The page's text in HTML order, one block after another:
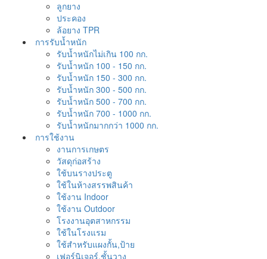
ลูกยาง
ประคอง
ล้อยาง TPR
การรับน้ำหนัก
รับน้ำหนักไม่เกิน 100 กก.
รับน้ำหนัก 100 - 150 กก.
รับน้ำหนัก 150 - 300 กก.
รับน้ำหนัก 300 - 500 กก.
รับน้ำหนัก 500 - 700 กก.
รับน้ำหนัก 700 - 1000 กก.
รับน้ำหนักมากกว่า 1000 กก.
การใช้งาน
งานการเกษตร
วัสดุก่อสร้าง
ใช้บนรางประตู
ใช้ในห้างสรรพสินค้า
ใช้งาน Indoor
ใช้งาน Outdoor
โรงงานอุตสาหกรรม
ใช้ในโรงแรม
ใช้สำหรับแผงกั้น,ป้าย
เฟอร์นิเจอร์,ชั้นวาง